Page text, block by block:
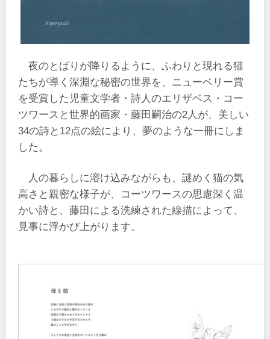
夜のとばりが降りるように、ふわりと現れる猫
たちが導く深淵な秘密の世界を、ニューベリー賞
を受賞した児童文学者・詩人のエリザベス・コー
ツワースと世界的画家・藤田嗣治の2人が、美しい
34の詩と12点の絵により、夢のような一冊にしま
した。
人の暮らしに溶け込みながらも、謎めく猫の気
高さと親密な様子が、コーツワースの思慮深く温
かい詩と、藤田による洗練された線描によって、
見事に浮かび上がります。